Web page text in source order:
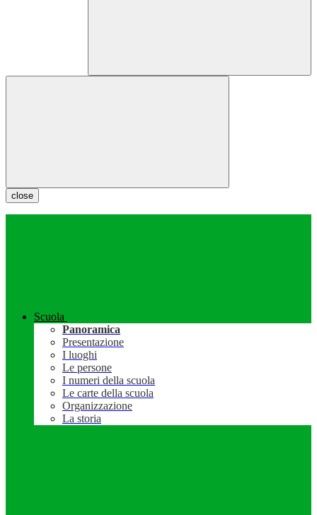
close
Scuola
Panoramica
Presentazione
I luoghi
Le persone
I numeri della scuola
Le carte della scuola
Organizzazione
La storia